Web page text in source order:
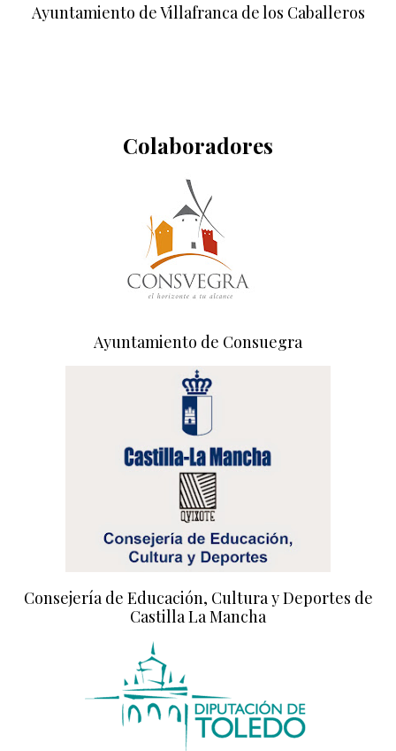
Ayuntamiento de Villafranca de los Caballeros
Colaboradores
Ayuntamiento de Consuegra
Consejería de Educación, Cultura y Deportes de
Castilla La Mancha